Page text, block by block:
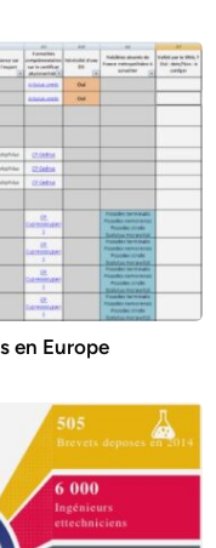
en Europe